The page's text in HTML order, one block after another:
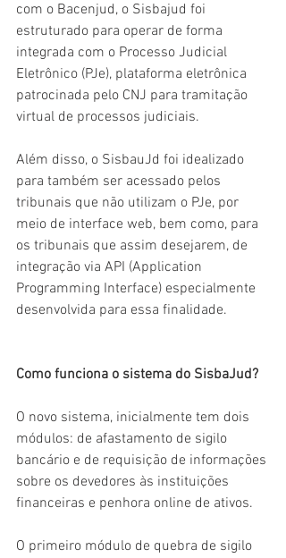
com o Bacenjud, o Sisbajud foi
estruturado para operar de forma
integrada com o Processo Judicial
Eletrônico (PJe), plataforma eletrônica
patrocinada pelo CNJ para tramitação
virtual de processos judiciais.
Além disso, o SisbauJd foi idealizado
para também ser acessado pelos
tribunais que não utilizam o PJe, por
meio de interface web, bem como, para
os tribunais que assim desejarem, de
integração via API (Application
Programming Interface) especialmente
desenvolvida para essa finalidade.
Como funciona o sistema do SisbaJud?
O novo sistema, inicialmente tem dois
módulos: de afastamento de sigilo
bancário e de requisição de informações
sobre os devedores às instituições
financeiras e penhora online de ativos.
O primeiro módulo de quebra de sigilo